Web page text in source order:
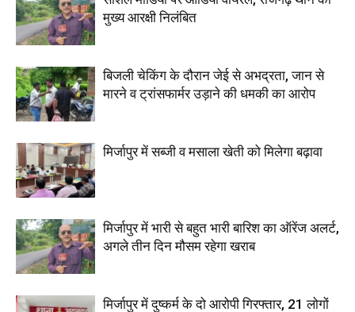
मुख्य आरक्षी निलंबित
बिजली चेकिंग के दौरान जेई से अभद्रता, जान से
मारने व ट्रांसफार्मर उड़ाने की धमकी का आरोप
मिर्जापुर में सब्जी व मसाला खेती को मिलेगा बढ़ावा
मिर्जापुर में भारी से बहुत भारी बारिश का ऑरेंज अलर्ट,
अगले तीन दिन मौसम रहेगा खराब
मिर्जापुर में दुष्कर्म के दो आरोपी गिरफ्तार, 21 लोगों